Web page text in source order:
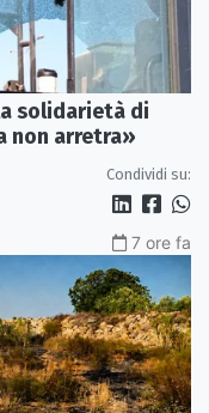
solidarietà di
non arretra»
Condividi su:
7 ore fa